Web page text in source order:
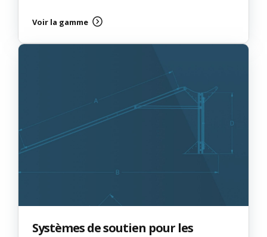
Voir la gamme
Systèmes de soutien pour les